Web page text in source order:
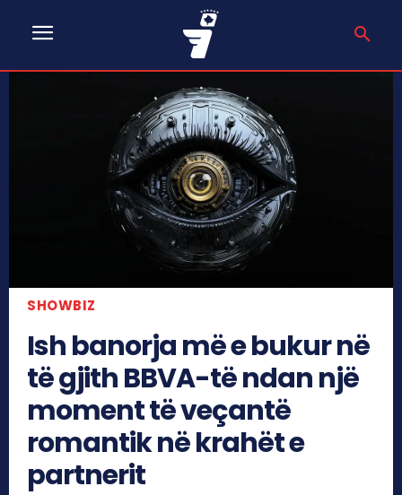
SHOWBIZ
Ish banorja më e bukur në
të gjith BBVA-të ndan një
moment të veçantë
romantik në krahët e
partnerit